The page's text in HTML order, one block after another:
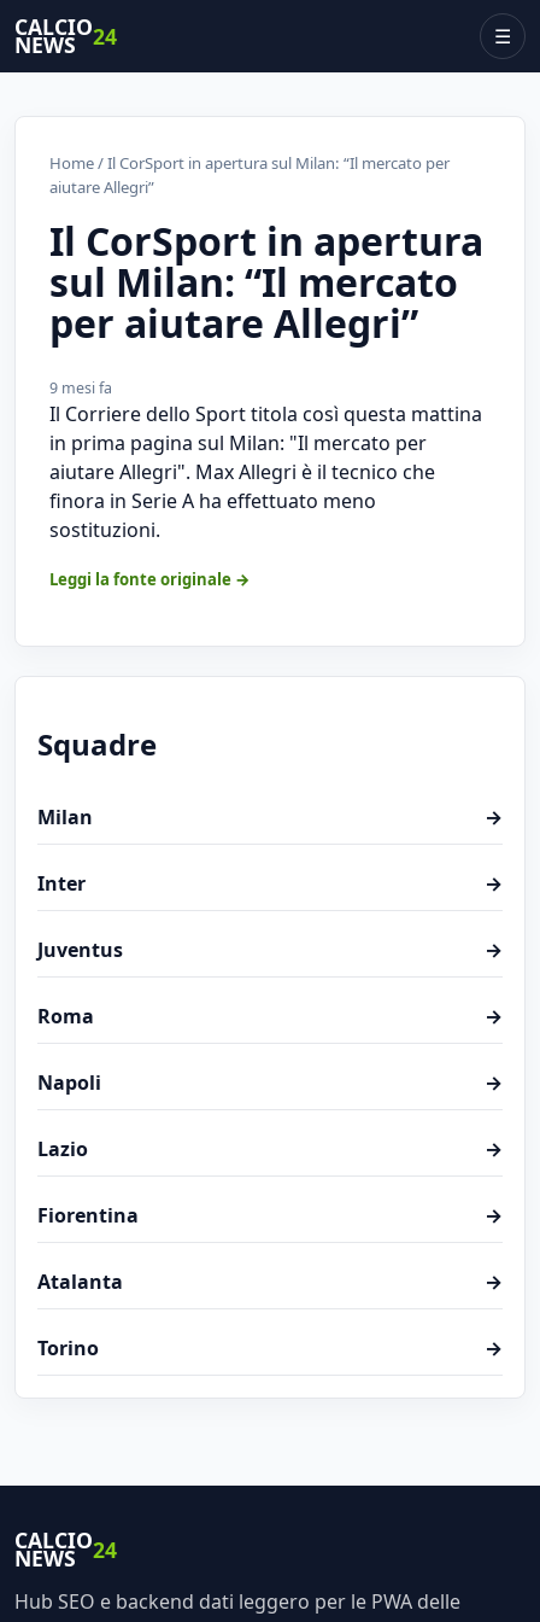
CALCIO
NEWS 24 ☰
Home/ Il CorSport in apertura sul Milan: “Il mercato per
aiutare Allegri”
Il CorSport in apertura
sul Milan: “Il mercato
per aiutare Allegri”
9 mesi fa
Il Corriere dello Sport titola così questa mattina
in prima pagina sul Milan: "Il mercato per
aiutare Allegri". Max Allegri è il tecnico che
finora in Serie A ha effettuato meno
sostituzioni.
Leggi la fonte originale →
Squadre
Milan →
Inter →
Juventus →
Roma →
Napoli →
Lazio →
Fiorentina →
Atalanta →
Torino →
CALCIO
NEWS 24
Hub SEO e backend dati leggero per le PWA delle